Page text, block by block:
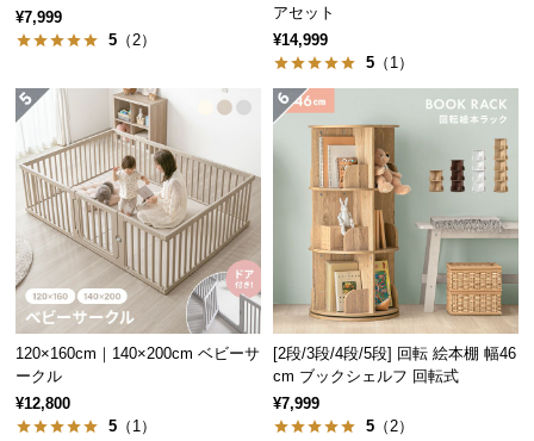
返
品・
ャ
セ
ル
に
つ
て
保
証
に
つ
¥7,999
5 （2）
アセット
¥14,999
5 （1）
120×160cm｜140×200cm ベビーサ
ークル
¥12,800
5 （1）
[2段/3段/4段/5段] 回転 絵本棚 幅46
cm ブックシェルフ 回転式
¥7,999
5 （2）